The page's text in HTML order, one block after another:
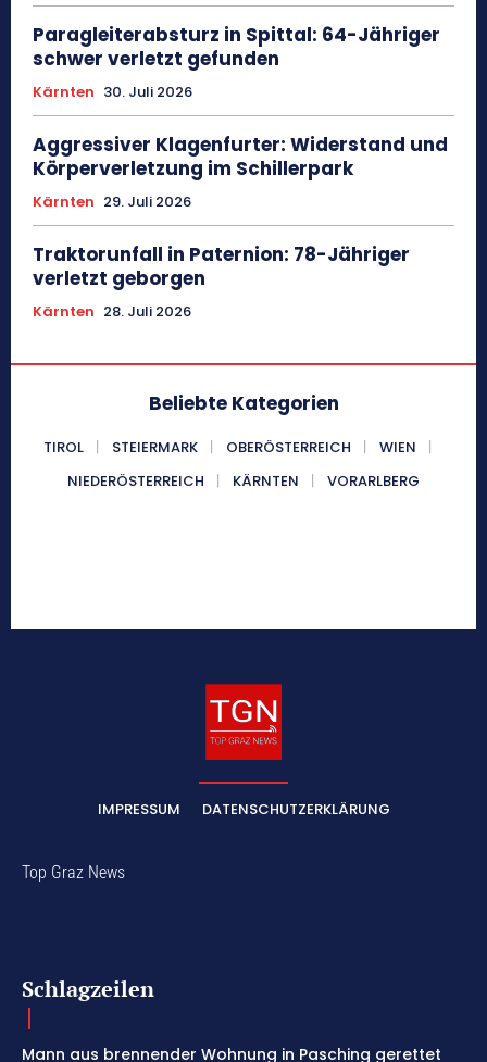
Paragleiterabsturz in Spittal: 64-Jähriger
schwer verletzt gefunden
Kärnten 30. Juli 2026
Aggressiver Klagenfurter: Widerstand und
Körperverletzung im Schillerpark
Kärnten 29. Juli 2026
Traktorunfall in Paternion: 78-Jähriger
verletzt geborgen
Kärnten 28. Juli 2026
Beliebte Kategorien
TIROL STEIERMARK OBERÖSTERREICH
WIEN
NIEDERÖSTERREICH
KÄRNTEN VORARLBERG
IMPRESSUM DATENSCHUTZERKLÄRUNG
Top Graz News
Schlagzeilen
Mann aus brennender Wohnung in Pasching gerettet